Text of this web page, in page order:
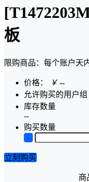
板
限购商品：每个账户天
价格： ￥ --
允许购买的用户组
库存数量
--
购买数量
-
立刻购买
商